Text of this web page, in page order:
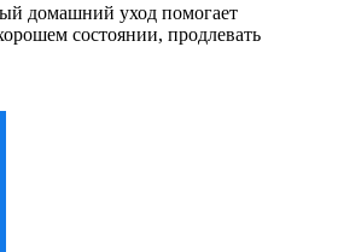
домашний уход помогает
состоянии, продлевать